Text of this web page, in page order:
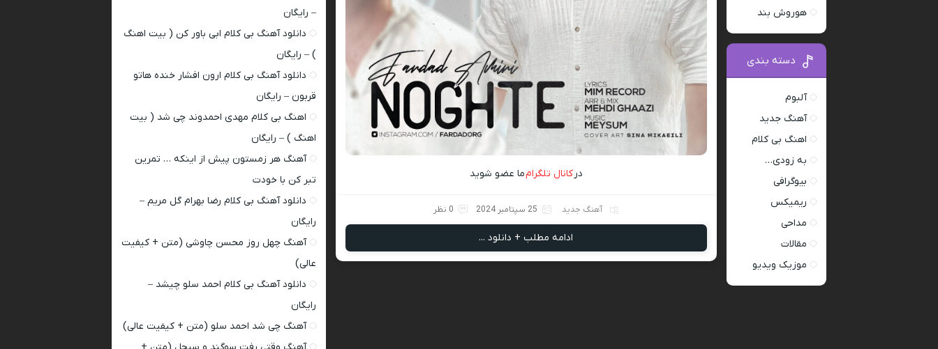
درکانال تلگرامما عضو شوید
آهنگ جدید 25 سپتامبر 2024 0 نظر
ادامه مطلب + دانلود ...
هوروش بند
دسته بندی
آلبوم
آهنگ جدید
اهنگ بی کلام
به زودی…
بیوگرافی
ریمیکس
مداحی
مقالات
موزیک ویدیو
– رایگان
دانلود آهنگ بی کلام ابی باور کن ( بیت اهنگ
) – رایگان
دانلود آهنگ بی کلام ارون افشار خنده هاتو
قربون – رایگان
اهنگ بی کلام مهدی احمدوند چی شد ( بیت
اهنگ ) – رایگان
آهنگ هر زمستون پیش از اینکه … تمرین
تبر کن با خودت
دانلود آهنگ بی کلام رضا بهرام گل مریم –
رایگان
آهنگ چهل روز محسن چاوشی (متن + کیفیت
عالی)
دانلود آهنگ بی کلام احمد سلو چیشد –
رایگان
آهنگ چی شد احمد سلو (متن + کیفیت عالی)